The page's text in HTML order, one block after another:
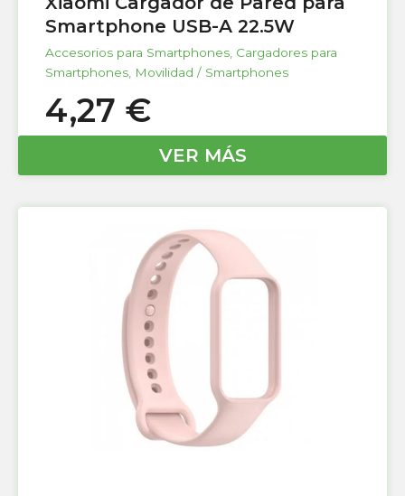
Smartphone USB-A 22.5W
Accesorios para Smartphones, Cargadores para
Smartphones, Movilidad / Smartphones
4,27 €
VER MÁS